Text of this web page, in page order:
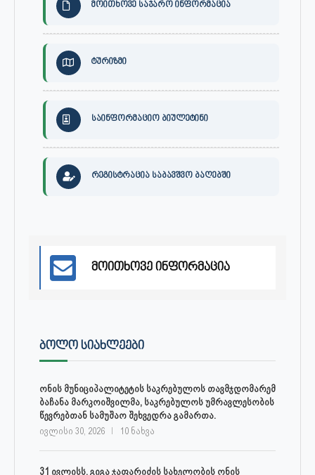
მოითხოვე საჯარო ინფორმაცია
ტურიზმი
საინფორმაციო ბიულეტინი
რეგისტრაცია საბავშვო ბაღებში
მოითხოვე ინფორმაცია
ᲑᲝᲚᲝ ᲡᲘᲐᲮᲚᲔᲔᲑᲘ
ონის მუნიციპალიტეტის საკრებულოს თავმჯდომარემ
ბაჩანა მარკოიშვილმა, საკრებულოს უმრავლესობის
წევრებთან სამუშაო შეხვედრა გამართა.
ივლისი 30, 2026 10 ნახვა
31 ივლისს, გიგა ჯაფარიძის სახელობის ონის